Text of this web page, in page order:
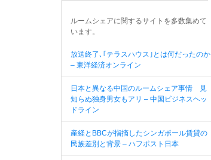
ルームシェアに関するサイトを多数集めて
います。
放送終了､｢テラスハウス｣とは何だったのか
– 東洋経済オンライン
日本と異なる中国のルームシェア事情 見
知らぬ独身男女もアリ – 中国ビジネスヘッ
ドライン
産経とBBCが指摘したシンガポール賃貸の
民族差別と背景 – ハフポスト日本